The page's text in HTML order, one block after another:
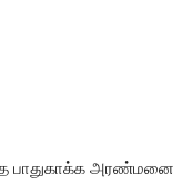
பாதுகாக்க அரண்மனை